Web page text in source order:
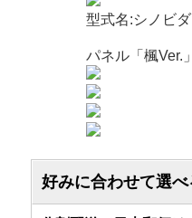
型式名:シノビ
パネル「楓Ver.
好みに合わせて選